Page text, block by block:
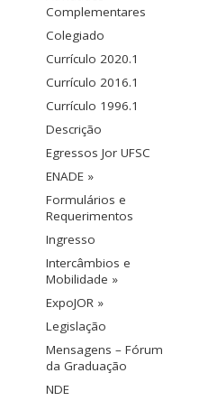
Complementares
Colegiado
Currículo 2020.1
Currículo 2016.1
Currículo 1996.1
Descrição
Egressos Jor UFSC
ENADE »
Formulários e
Requerimentos
Ingresso
Intercâmbios e
Mobilidade »
ExpoJOR »
Legislação
Mensagens – Fórum
da Graduação
NDE